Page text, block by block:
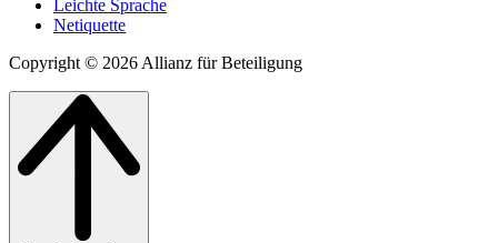
Leichte Sprache
Netiquette
Copyright © 2026 Allianz für Beteiligung